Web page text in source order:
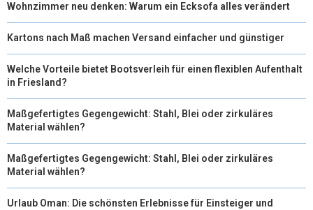
Wohnzimmer neu denken: Warum ein Ecksofa alles verändert
Kartons nach Maß machen Versand einfacher und günstiger
Welche Vorteile bietet Bootsverleih für einen flexiblen Aufenthalt
in Friesland?
Maßgefertigtes Gegengewicht: Stahl, Blei oder zirkuläres
Material wählen?
Maßgefertigtes Gegengewicht: Stahl, Blei oder zirkuläres
Material wählen?
Urlaub Oman: Die schönsten Erlebnisse für Einsteiger und